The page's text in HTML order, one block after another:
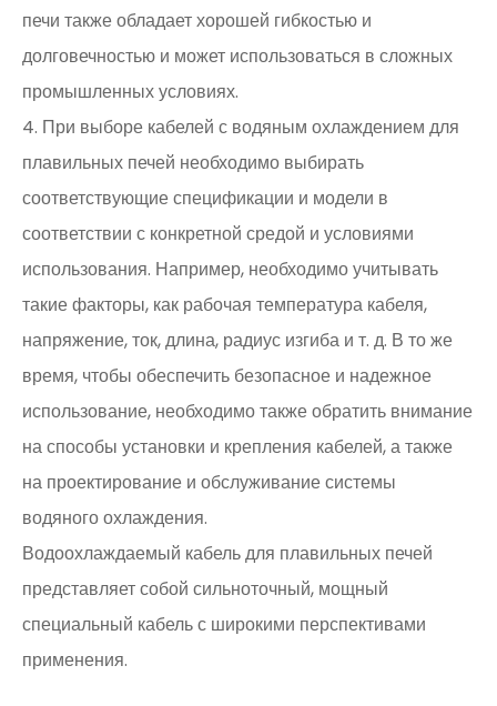
печи также обладает хорошей гибкостью и
долговечностью и может использоваться в сложных
промышленных условиях.
4. При выборе кабелей с водяным охлаждением для
плавильных печей необходимо выбирать
соответствующие спецификации и модели в
соответствии с конкретной средой и условиями
использования. Например, необходимо учитывать
такие факторы, как рабочая температура кабеля,
напряжение, ток, длина, радиус изгиба и т. д. В то же
время, чтобы обеспечить безопасное и надежное
использование, необходимо также обратить внимание
на способы установки и крепления кабелей, а также
на проектирование и обслуживание системы
водяного охлаждения.
Водоохлаждаемый кабель для плавильных печей
представляет собой сильноточный, мощный
специальный кабель с широкими перспективами
применения.